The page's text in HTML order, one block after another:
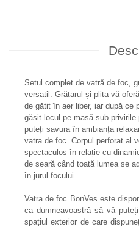
Setul complet de vatră de foc,
versatil. Grătarul și plita vă
de gătit în aer liber, iar după ce
găsit locul pe masă sub
puteți savura în ambianța
vatra de foc. Corpul perforat al
spectaculos în relație cu
de seară când toată lumea se
în jurul focului.
Vatra de foc BonVes este
ca dumneavoastră să vă
spațiul exterior de care